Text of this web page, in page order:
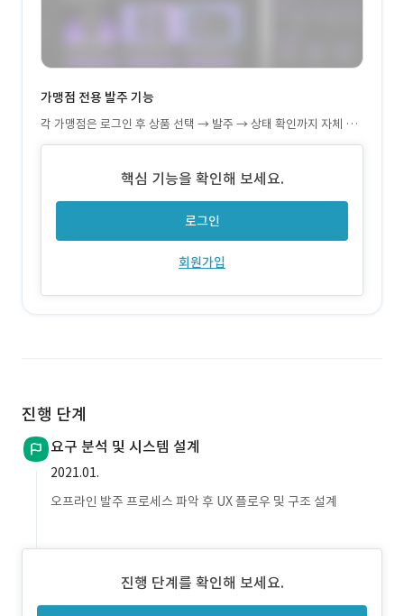
가맹점 전용 발주 기능
각 가맹점은 로그인 후 상품 선택 → 발주 → 상태 확인까지 자체 처
리 가능
핵심 기능을 확인해 보세요.
로그인
회원가입
진행 단계
요구 분석 및 시스템 설계
2021.01.
오프라인 발주 프로세스 파악 후 UX 플로우 및 구조 설계
진행 단계를 확인해 보세요.